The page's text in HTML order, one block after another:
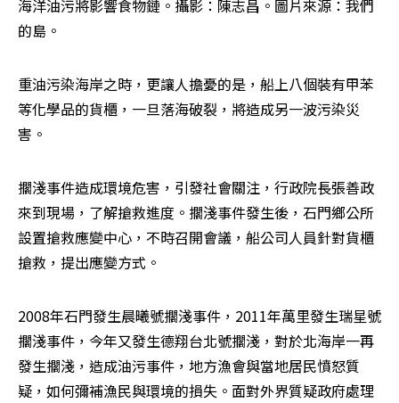
海洋油污將影響食物鏈。攝影：陳志昌。圖片來源：我們
的島。
重油污染海岸之時，更讓人擔憂的是，船上八個裝有甲苯
等化學品的貨櫃，一旦落海破裂，將造成另一波污染災
害。
擱淺事件造成環境危害，引發社會關注，行政院長張善政
來到現場，了解搶救進度。擱淺事件發生後，石門鄉公所
設置搶救應變中心，不時召開會議，船公司人員針對貨櫃
搶救，提出應變方式。
2008年石門發生晨曦號擱淺事件，2011年萬里發生瑞星號
擱淺事件，今年又發生德翔台北號擱淺，對於北海岸一再
發生擱淺，造成油污事件，地方漁會與當地居民憤怒質
疑，如何彌補漁民與環境的損失。面對外界質疑政府處理